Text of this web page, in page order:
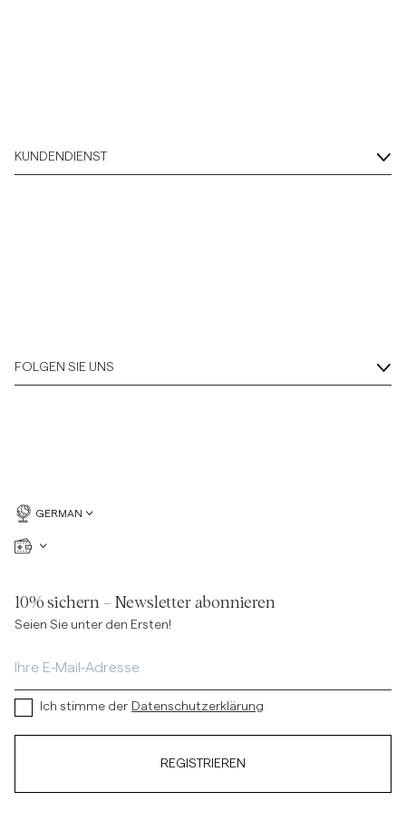
KUNDENDIENST
FOLGEN SIE UNS
GERMAN
10% sichern – Newsletter abonnieren
Seien Sie unter den Ersten!
Ich stimme der Datenschutzerklärung
REGISTRIEREN